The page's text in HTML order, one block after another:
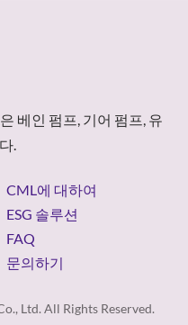
베인 펌프, 기어 펌프, 유
.
CML에 대하여
ESG 솔루션
FAQ
문의하기
Ltd. All Rights Reserved.